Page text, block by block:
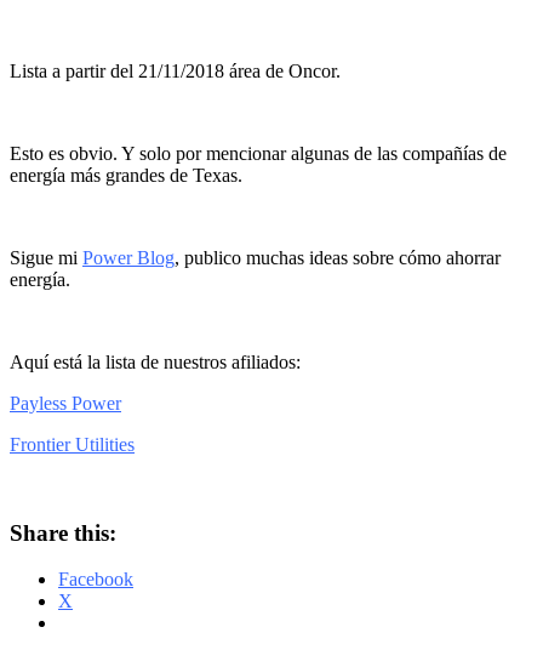
Lista a partir del 21/11/2018 área de Oncor.
Esto es obvio. Y solo por mencionar algunas de las compañías de
energía más grandes de Texas.
Sigue mi Power Blog, publico muchas ideas sobre cómo ahorrar
energía.
Aquí está la lista de nuestros afiliados:
Payless Power
Frontier Utilities
Share this:
Facebook
X